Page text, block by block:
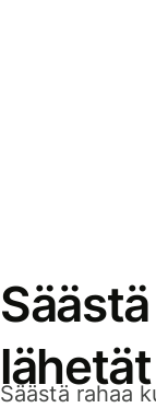
Säästä rahaa